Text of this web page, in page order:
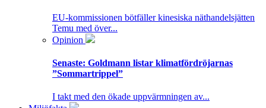
EU-kommissionen bötfäller kinesiska näthandelsjätten
Temu med över...
Opinion
Senaste: Goldmann listar klimatfördröjarnas
”Sommartrippel”
I takt med den ökade uppvärmningen av...